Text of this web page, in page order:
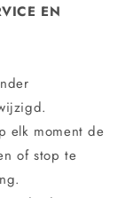
EN
elk moment de
of stop te